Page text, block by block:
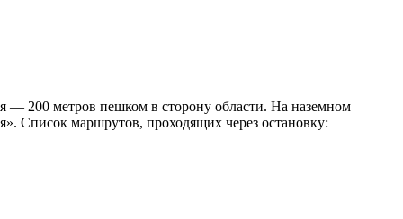
— 200 метров пешком в сторону области. На наземном
Список маршрутов, проходящих через остановку: